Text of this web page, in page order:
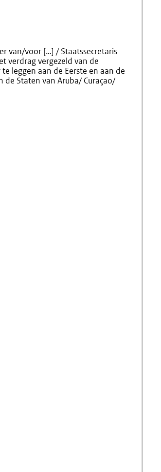
van/voor […] / Staatssecretaris
verdrag vergezeld van de
leggen aan de Eerste en aan de
de Staten van Aruba/ Curaçao/